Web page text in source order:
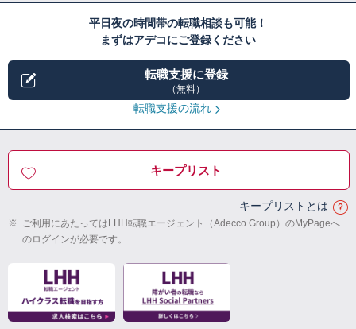
平日夜の時間帯の転職相談も可能！
まずはアデコにご登録ください
転職支援に登録
（無料）
転職支援の流れ
キープリスト
キープリストとは
※ ご利用にあたってはLHH転職エージェント（Adecco Group）のMyPageへ
のログインが必要です。